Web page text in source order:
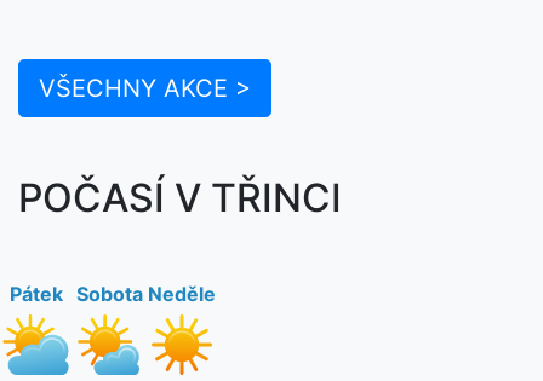
VŠECHNY AKCE >
POČASÍ V TŘINCI
Pátek Sobota Neděle